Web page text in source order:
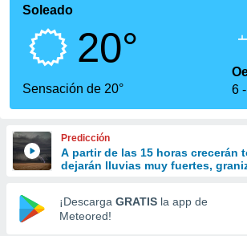
por
que se
calidad.
a este
las
y
forma
digital
basada
Soleado
20°
Sensación de 20°
6
Predicción
A partir de las 15 horas crecerán
dejarán lluvias muy fuertes,
¡Descarga GRATIS la app de
Meteored!